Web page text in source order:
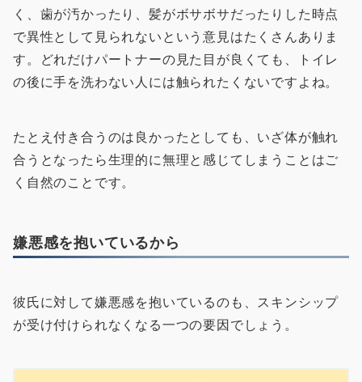
く、歯が汚かったり、髪がボサボサだったりした時点
で異性として見られないという意見はたくさんありま
す。どれだけパートナーの見た目が良くても、トイレ
の後に手を洗わない人には触られたくないですよね。
たとえ付き合うのは良かったとしても、いざ体が触れ
合うとなったら生理的に無理と感じてしまうことはご
く自然のことです。
嫌悪感を抱いているから
彼氏に対して嫌悪感を抱いているのも、スキンシップ
が受け付けられなくなる一つの要因でしょう。